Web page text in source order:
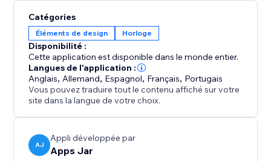
rebours. L'horloge est parfaite pour obtenir les
meilleurs résultats pendant le Black Friday, le Cyber ​​
Monday et au-delà.
Catégories
Éléments de design Horloge
Disponibilité :
Cette application est disponible dans le monde entier.
Langues de l'application :
Anglais, Allemand, Espagnol, Français, Portugais
Vous pouvez traduire tout le contenu affiché sur votre
site dans la langue de votre choix.
AJ
Appli développée par
Apps Jar